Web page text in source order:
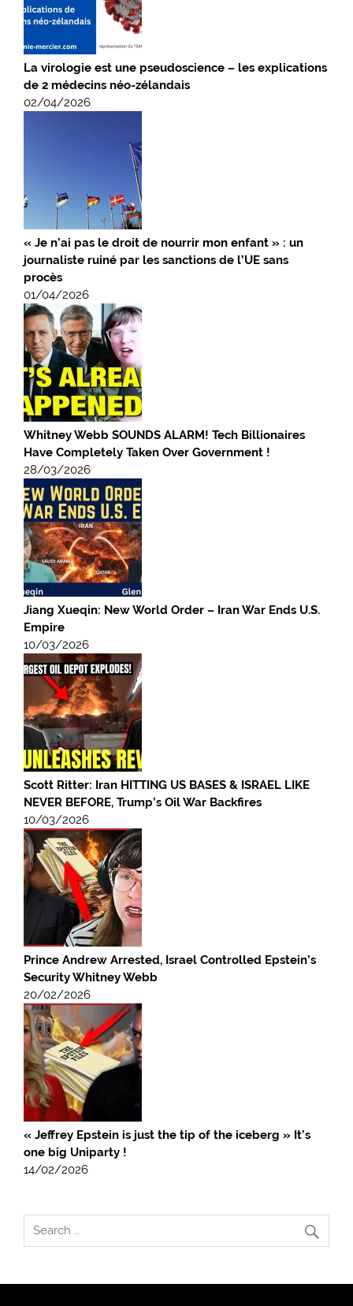
La virologie est une pseudoscience – les explications
de 2 médecins néo-zélandais
02/04/2026
« Je n’ai pas le droit de nourrir mon enfant » : un
journaliste ruiné par les sanctions de l’UE sans
procès
01/04/2026
Whitney Webb SOUNDS ALARM! Tech Billionaires
Have Completely Taken Over Government !
28/03/2026
Jiang Xueqin: New World Order – Iran War Ends U.S.
Empire
10/03/2026
Scott Ritter: Iran HITTING US BASES & ISRAEL LIKE
NEVER BEFORE, Trump’s Oil War Backfires
10/03/2026
Prince Andrew Arrested, Israel Controlled Epstein’s
Security Whitney Webb
20/02/2026
« Jeffrey Epstein is just the tip of the iceberg » It’s
one big Uniparty !
14/02/2026